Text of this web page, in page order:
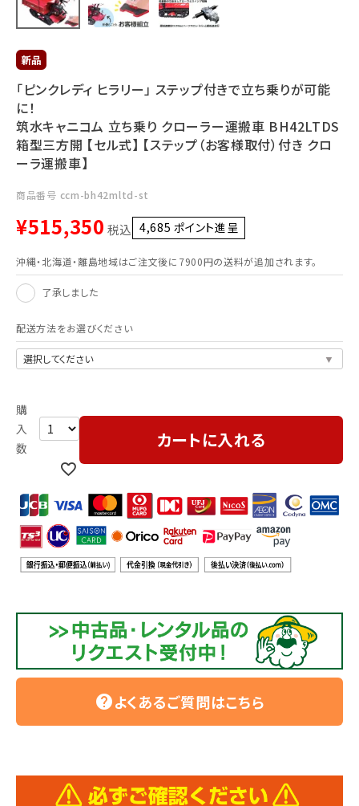
info@agriz.net
0739-72-453224時間受付
「ピンクレディ ヒラリー」 ステップ付きで立ち乗りが可能
に！
筑水キャニコム 立ち乗り クローラー運搬車 BH42LTDS
箱型三方開 【セル式】 【ステップ（お客様取付）付き クロ
ーラ運搬車】
商品番号 ccm-bh42mltd-st
¥515,350 税込 4,685 ポイント進呈 ]
沖縄・北海道・離島地域はご注文後に7900円の送料が追加されます。
了承しました
配送方法をお選びください
カートに入れる
helpよくあるご質問はこちら